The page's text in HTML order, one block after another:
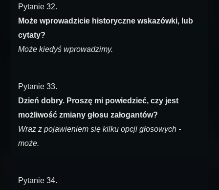
Pytanie 32.
Może wprowadzicie historyczne wskazówki, lub
cytaty?
Może kiedyś wprowadzimy.
Pytanie 33.
Dzień dobry. Proszę mi powiedzieć, czy jest
możliwość zmiany głosu załogantów?
Wraz z pojawieniem się kilku opcji głosowych -
może.
Pytanie 34.